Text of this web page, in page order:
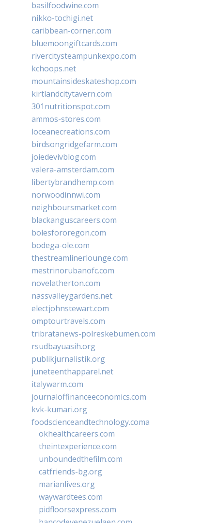
basilfoodwine.com
nikko-tochigi.net
caribbean-corner.com
bluemoongiftcards.com
rivercitysteampunkexpo.com
kchoops.net
mountainsideskateshop.com
kirtlandcitytavern.com
301nutritionspot.com
ammos-stores.com
loceanecreations.com
birdsongridgefarm.com
joiedevivblog.com
valera-amsterdam.com
libertybrandhemp.com
norwoodinnwi.com
neighboursmarket.com
blackanguscareers.com
bolesfororegon.com
bodega-ole.com
thestreamlinerlounge.com
mestrinorubanofc.com
novelatherton.com
nassvalleygardens.net
electjohnstewart.com
omptourtravels.com
tribratanews-polreskebumen.com
rsudbayuasih.org
publikjurnalistik.org
juneteenthapparel.net
italywarm.com
journaloffinanceeconomics.com
kvk-kumari.org
foodscienceandtechnology.coma
okhealthcareers.com
theintexperience.com
unboundedthefilm.com
catfriends-bg.org
marianlives.org
waywardtees.com
pidfloorsexpress.com